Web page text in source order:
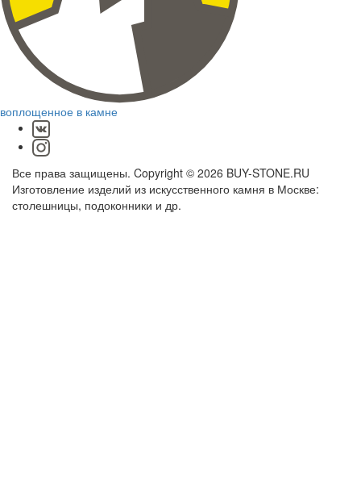
воплощенное в камне
Все права защищены. Copyright © 2026 BUY-STONE.RU
Изготовление изделий из искусственного камня в Москве:
столешницы, подоконники и др.